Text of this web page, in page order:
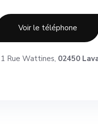
Voir le téléphone
Rue Wattines, 02450